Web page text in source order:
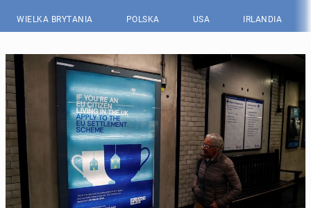
WIELKA BRYTANIA POLSKA USA IRLANDIA